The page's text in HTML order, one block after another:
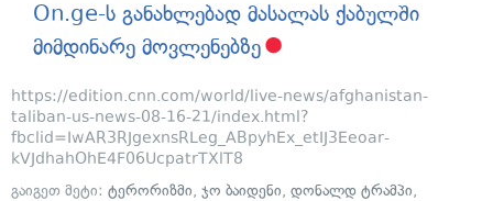
On.ge-ს განახლებად მასალას ქაბულში
მიმდინარე მოვლენებზე
https://edition.cnn.com/world/live-news/afghanistan-
taliban-us-news-08-16-21/index.html?
fbclid=IwAR3RJgexnsRLeg_ABpyhEx_etIJ3Eeoar-
kVJdhahOhE4F06UcpatrTXlT8
გაიგეთ მეტი: ტერორიზმი, ჯო ბაიდენი, დონალდ ტრამპი,